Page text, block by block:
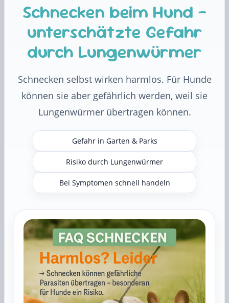
Schnecken beim Hund –
unterschätzte Gefahr
durch Lungenwürmer
Schnecken selbst wirken harmlos. Für Hunde
können sie aber gefährlich werden, weil sie
Lungenwürmer übertragen können.
Gefahr in Garten & Parks
Risiko durch Lungenwürmer
Bei Symptomen schnell handeln